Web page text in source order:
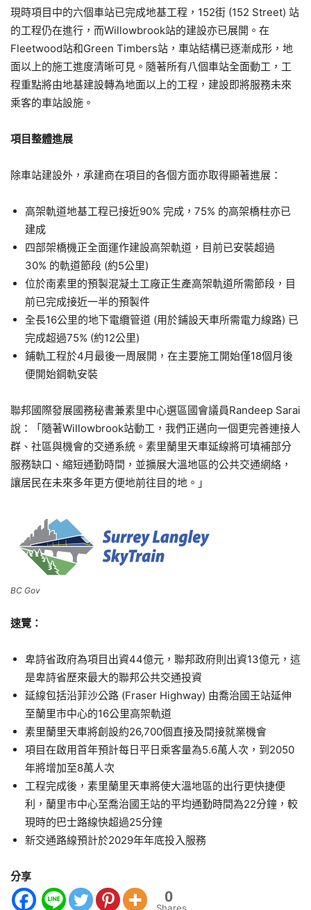
現時項目中的六個車站已完成地基工程，152街 (152 Street) 站
的工程仍在進行，而Willowbrook站的建設亦已展開。在
Fleetwood站和Green Timbers站，車站結構已逐漸成形，地
面以上的施工進度清晰可見。隨著所有八個車站全面動工，工
程重點將由地基建設轉為地面以上的工程，建設即將服務未來
乘客的車站設施。
項目整體進展
除車站建設外，承建商在項目的各個方面亦取得顯著進展：
高架軌道地基工程已接近90% 完成，75% 的高架橋柱亦已
建成
四部架橋機正全面運作建設高架軌道，目前已安裝超過
30% 的軌道節段 (約5公里)
位於南素里的預製混凝土工廠正生產高架軌道所需節段，目
前已完成接近一半的預製件
全長16公里的地下電纜管道 (用於鋪設天車所需電力線路) 已
完成超過75% (約12公里)
鋪軌工程於4月最後一周展開，在主要施工開始僅18個月後
便開始鋼軌安裝
聯邦國際發展國務秘書兼素里中心選區國會議員Randeep Sarai
說：「隨著Willowbrook站動工，我們正邁向一個更完善連接人
群、社區與機會的交通系統。素里蘭里天車延線將可填補部分
服務缺口、縮短通勤時間，並擴展大溫地區的公共交通網絡，
讓居民在未來多年更方便地前往目的地。」
BC Gov
速覽：
卑詩省政府為項目出資44億元，聯邦政府則出資13億元，這
是卑詩省歷來最大的聯邦公共交通投資
延線包括沿菲沙公路 (Fraser Highway) 由喬治國王站延伸
至蘭里市中心的16公里高架軌道
素里蘭里天車將創設約26,700個直接及間接就業機會
項目在啟用首年預計每日平日乘客量為5.6萬人次，到2050
年將增加至8萬人次
工程完成後，素里蘭里天車將使大溫地區的出行更快捷便
利，蘭里市中心至喬治國王站的平均通勤時間為22分鐘，較
現時的巴士路線快超過25分鐘
新交通路線預計於2029年年底投入服務
分享
0
Shares